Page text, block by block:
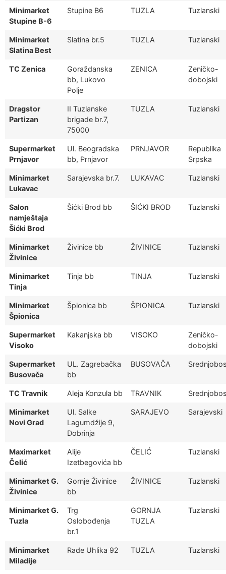
Minimarket
Stupine B-6
Stupine B6 TUZLA Tuzlanski
Minimarket
Slatina Best
Slatina br.5 TUZLA Tuzlanski
TC Zenica
Goraždanska
bb, Lukovo
Polje
ZENICA
Zeničko-
dobojski
Dragstor
Partizan
II Tuzlanske
brigade br.7,
75000
TUZLA Tuzlanski
Supermarket
Prnjavor
Ul. Beogradska
bb, Prnjavor
PRNJAVOR
Republika
Srpska
Minimarket
Lukavac
Sarajevska br.7. LUKAVAC Tuzlanski
Salon
namještaja
Šićki Brod
Šićki Brod bb ŠIĆKI BROD Tuzlanski
Minimarket
Živinice
Živinice bb ŽIVINICE Tuzlanski
Minimarket
Tinja
Tinja bb TINJA Tuzlanski
Minimarket
Špionica
Špionica bb ŠPIONICA Tuzlanski
Supermarket
Visoko
Kakanjska bb VISOKO
Zeničko-
dobojski
Supermarket
Busovača
UL. Zagrebačka
bb
BUSOVAČA
TC Travnik Aleja Konzula bb TRAVNIK
Minimarket
Novi Grad
Ul. Salke
Lagumdžije 9,
Dobrinja
SARAJEVO Sarajevski
Maximarket
Čelić
Alije
Izetbegovića bb
ČELIĆ Tuzlanski
Minimarket G.
Živinice
Gornje Živinice
bb
ŽIVINICE Tuzlanski
Minimarket G.
Tuzla
Trg
Oslobođenja
br.1
GORNJA
TUZLA
Tuzlanski
Minimarket
Miladije
Rade Uhlika 92 TUZLA Tuzlanski